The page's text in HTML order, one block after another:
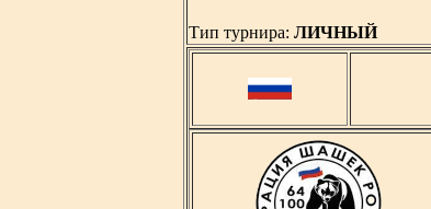
Тип турнира: ЛИЧНЫЙ